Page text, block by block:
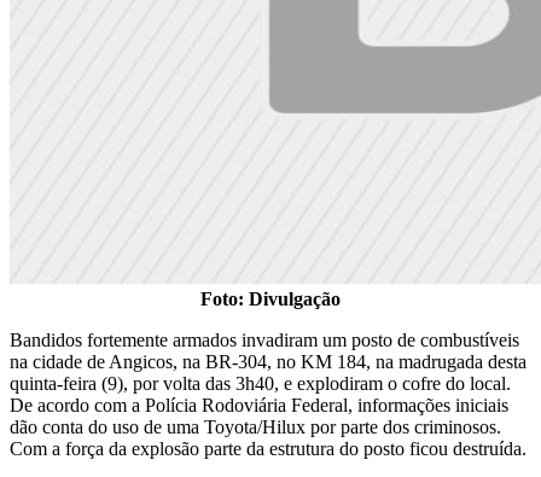
Foto: Divulgação
Bandidos fortemente armados invadiram um posto de combustíveis
na cidade de Angicos, na BR-304, no KM 184, na madrugada desta
quinta-feira (9), por volta das 3h40, e explodiram o cofre do local.
De acordo com a Polícia Rodoviária Federal, informações iniciais
dão conta do uso de uma Toyota/Hilux por parte dos criminosos.
Com a força da explosão parte da estrutura do posto ficou destruída.